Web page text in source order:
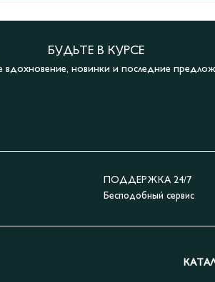
БУДЬТЕ В КУРСЕ
вдохновение, новинки и последние
ПОДДЕРЖКА 24/7
Бесподобный сервис